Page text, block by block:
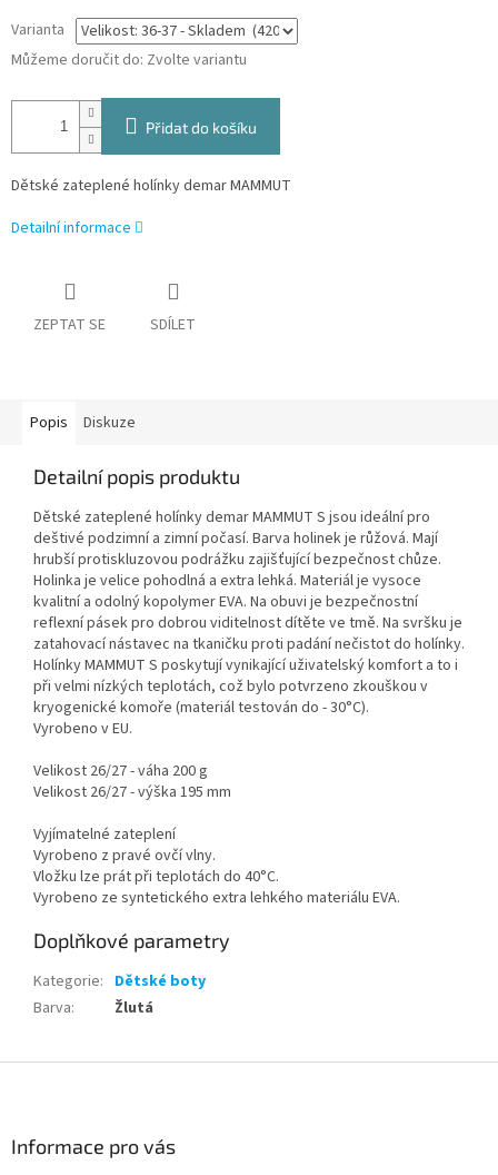
Varianta
Můžeme doručit do: Zvolte variantu
Přidat do košíku
Dětské zateplené holínky demar MAMMUT
Detailní informace
ZEPTAT SE SDÍLET
Popis Diskuze
Detailní popis produktu
Dětské zateplené holínky demar MAMMUT S jsou ideální pro
deštivé podzimní a zimní počasí. Barva holinek je růžová. Mají
hrubší protiskluzovou podrážku zajišťující bezpečnost chůze.
Holinka je velice pohodlná a extra lehká. Materiál je vysoce
kvalitní a odolný kopolymer EVA. Na obuvi je bezpečnostní
reflexní pásek pro dobrou viditelnost dítěte ve tmě. Na svršku je
zatahovací nástavec na tkaničku proti padání nečistot do holínky.
Holínky MAMMUT S poskytují vynikající uživatelský komfort a to i
při velmi nízkých teplotách, což bylo potvrzeno zkouškou v
kryogenické komoře (materiál testován do - 30°C).
Vyrobeno v EU.
Velikost 26/27 - váha 200 g
Velikost 26/27 - výška 195 mm
Vyjímatelné zateplení
Vyrobeno z pravé ovčí vlny.
Vložku lze prát při teplotách do 40°C.
Vyrobeno ze syntetického extra lehkého materiálu EVA.
Doplňkové parametry
Kategorie: Dětské boty
Barva: Žlutá
Informace pro vás